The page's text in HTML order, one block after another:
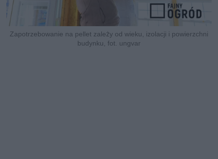
Zapotrzebowanie na pellet zależy od wieku, izolacji i powierzchni
budynku, fot. ungvar